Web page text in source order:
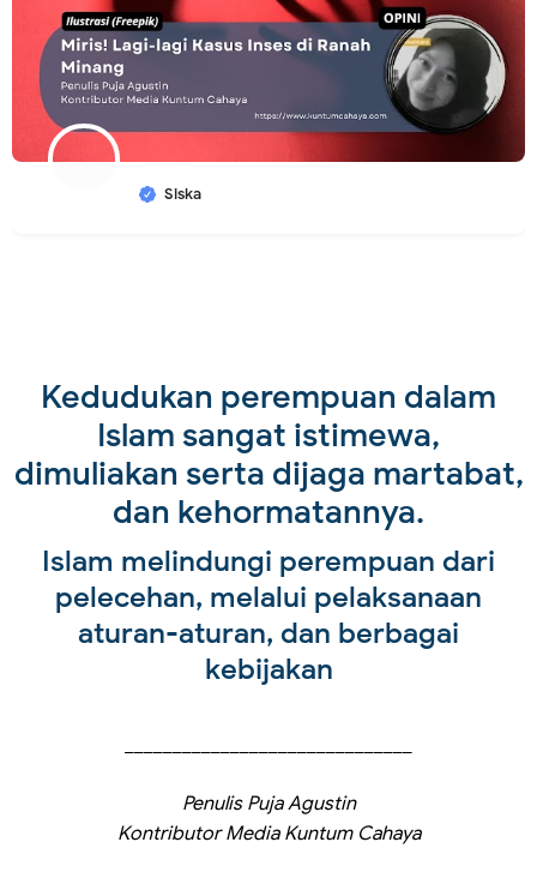
Siska
Kedudukan perempuan dalam
Islam sangat istimewa,
dimuliakan serta dijaga martabat,
dan kehormatannya.
Islam melindungi perempuan dari
pelecehan, melalui pelaksanaan
aturan-aturan, dan berbagai
kebijakan
Penulis Puja Agustin
Kontributor Media Kuntum Cahaya